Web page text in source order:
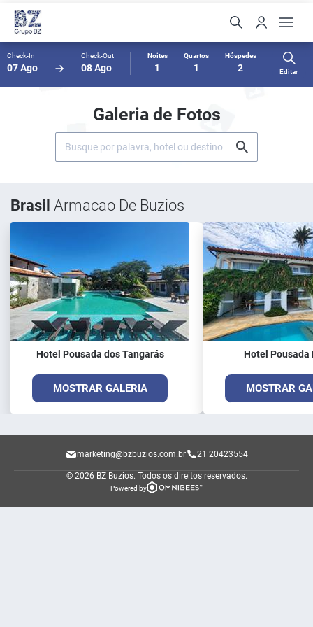
Check-In
07 Ago
Check-Out
08 Ago
Noites
1
Quartos
1
Hóspedes
2 Editar
Galeria de Fotos
Brasil Armacao De Buzios
Hotel Pousada dos Tangarás
MOSTRAR GALERIA
Hotel Pousada
MOSTRAR
marketing@bzbuzios.com.br 21 20423554
© 2026 BZ Buzios. Todos os direitos reservados.
Powered by